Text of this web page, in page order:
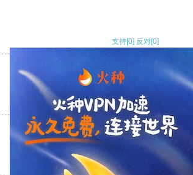
支持[0] 反对[0]
支持[0] 反对
支持